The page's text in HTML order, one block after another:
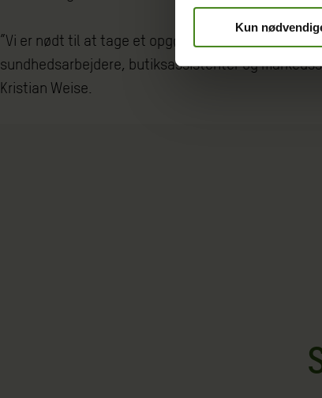
Kun
”Vi er nødt til at tage et opgør med det
sundhedsarbejdere, butiksassistenter og
Kristian Weise.